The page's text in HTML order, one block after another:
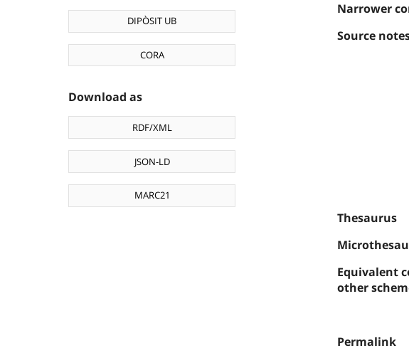
DIPÒSIT UB
CORA
Download as
RDF/XML
JSON-LD
MARC21
Narrower
Source
Thesaurus
Equivalent
other
Permalink